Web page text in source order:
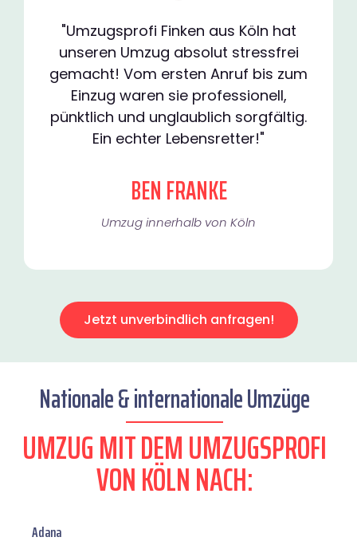
"Umzugsprofi Finken aus Köln hat
unseren Umzug absolut stressfrei
gemacht! Vom ersten Anruf bis zum
Einzug waren sie professionell,
pünktlich und unglaublich sorgfältig.
Ein echter Lebensretter!"
BEN FRANKE
Umzug innerhalb von Köln​
Jetzt unverbindlich anfragen!
Nationale & internationale Umzüge
UMZUG MIT DEM UMZUGSPROFI
VON KÖLN NACH:
Adana